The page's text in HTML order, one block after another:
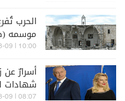
الحرب
موسمه
10:00 | 2026-08-09
أسرارٌ
شهادات
08:07 | 2026-08-09